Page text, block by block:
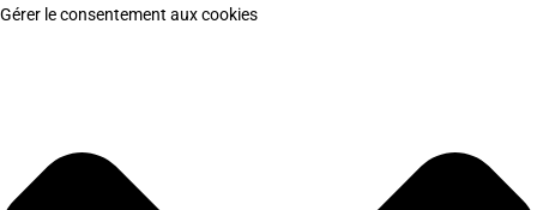
Gérer le consentement aux cookies